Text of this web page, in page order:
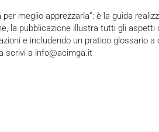
meglio apprezzarla”: è la guida
la pubblicazione illustra tutti gli
e includendo un pratico glossario a
scrivi a info@acimga.it